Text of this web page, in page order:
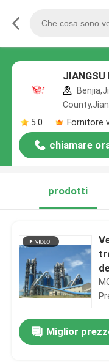
JIANGSU
5.0
Fornitore
chiamare
prodotti
Miglior